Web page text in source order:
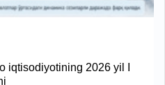
iqtisodiyotining 2026 yil I